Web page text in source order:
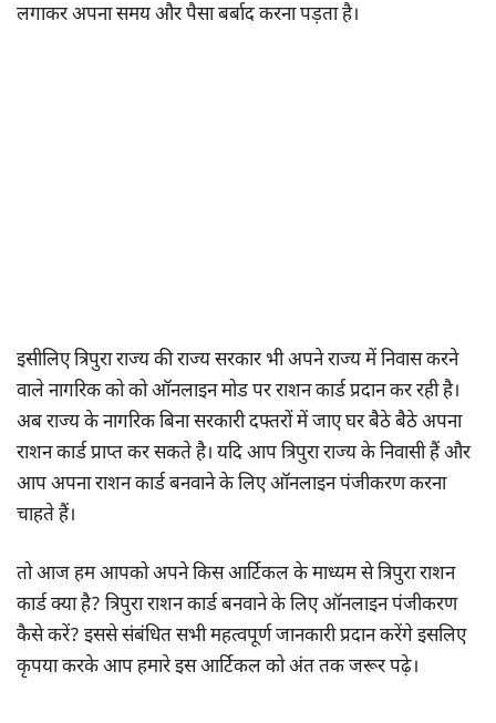
लगाकर अपना समय और पैसा बर्बाद करना पड़ता है।
इसीलिए त्रिपुरा राज्य की राज्य सरकार भी अपने राज्य में निवास करने
वाले नागरिक को को ऑनलाइन मोड पर राशन कार्ड प्रदान कर रही है।
अब राज्य के नागरिक बिना सरकारी दफ्तरों में जाए घर बैठे बैठे अपना
राशन कार्ड प्राप्त कर सकते है। यदि आप त्रिपुरा राज्य के निवासी हैं और
आप अपना राशन कार्ड बनवाने के लिए ऑनलाइन पंजीकरण करना
चाहते हैं।
तो आज हम आपको अपने किस आर्टिकल के माध्यम से त्रिपुरा राशन
कार्ड क्या है? त्रिपुरा राशन कार्ड बनवाने के लिए ऑनलाइन पंजीकरण
कैसे करें? इससे संबंधित सभी महत्वपूर्ण जानकारी प्रदान करेंगे इसलिए
कृपया करके आप हमारे इस आर्टिकल को अंत तक जरूर पढ़े।